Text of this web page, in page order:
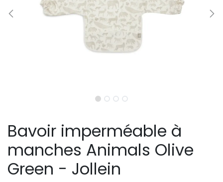
Bavoir imperméable à
manches Animals Olive
Green - Jollein